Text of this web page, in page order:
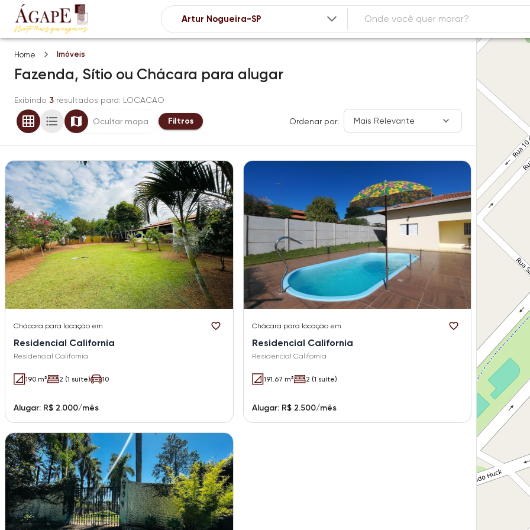
Home Imóveis
Fazenda, Sítio ou Chácara para alugar
Exibindo 3 resultados para: LOCACAO
Ocultar mapa Filtros Ordenar por: Mais Relevante
Chácara para locação em
Residencial California
Residencial California
190 m² 2 (1 suíte) 10
Alugar: R$ 2.000/mês
Chácara para locação em
Residencial California
Residencial California
191.67 m² 2 (1 suíte)
Alugar: R$ 2.500/mês